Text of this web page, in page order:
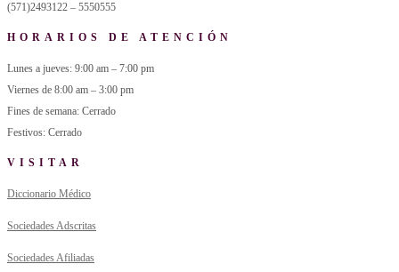
(571)2493122 – 5550555
HORARIOS DE ATENCIÓN
Lunes a jueves: 9:00 am – 7:00 pm
Viernes de 8:00 am – 3:00 pm
Fines de semana: Cerrado
Festivos: Cerrado
VISITAR
Diccionario Médico
Sociedades Adscritas
Sociedades Afiliadas